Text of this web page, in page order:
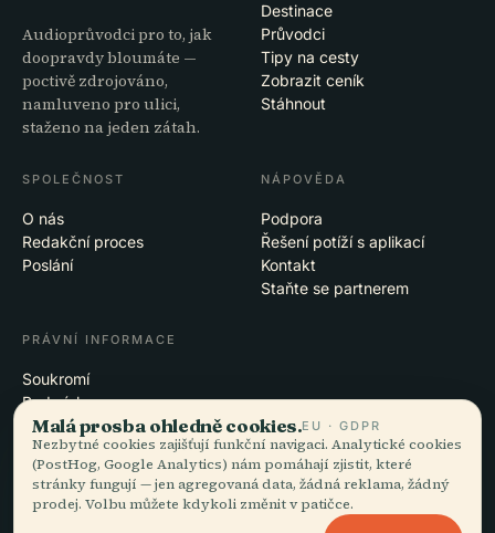
Audioprůvodci pro to, jak
doopravdy bloumáte —
poctivě zdrojováno,
namluveno pro ulici,
staženo na jeden zátah.
Destinace
Průvodci
Tipy na cesty
Zobrazit ceník
Stáhnout
SPOLEČNOST
O nás
Redakční proces
Poslání
NÁPOVĚDA
Podpora
Řešení potíží s aplikací
Kontakt
Staňte se partnerem
PRÁVNÍ INFORMACE
Soukromí
Podmínky
Nastavení cookies
Smazat účet
Malá prosba ohledně cookies.EU · GDPR
Nezbytné cookies zajišťují funkční navigaci. Analytické cookies
(PostHog, Google Analytics) nám pomáhají zjistit, které
stránky fungují — jen agregovaná data, žádná reklama, žádný
prodej. Volbu můžete kdykoli změnit v patičce.